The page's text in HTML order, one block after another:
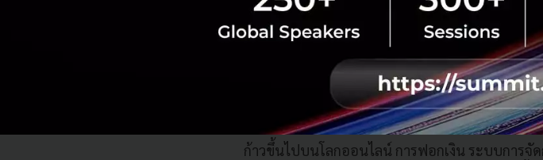
ผู้เล่นด้าน FinTech ในไทยอาจจะมีอยู่ไม่มากในต
แน่นอน และจะเติบโตอย่างรวดเร็วด้วย เพราะทุก
คนต้องการซอฟต์แวร์และเครื่องมือเข้ามาช่วยในก
และมีมาตราการควบคุมในด้านการให้บริการ
ไม่ว่าจะเป็น ธนาคารกลางหรือแบงค์ชาติ คณะกร
กรรมการ ก.ล.ต.) หรือ สำนักงานป้องกันและปราบป
ก้าวขึ้นไปบนโลกออนไลน์ การฟอกเงิน ระบบการจั